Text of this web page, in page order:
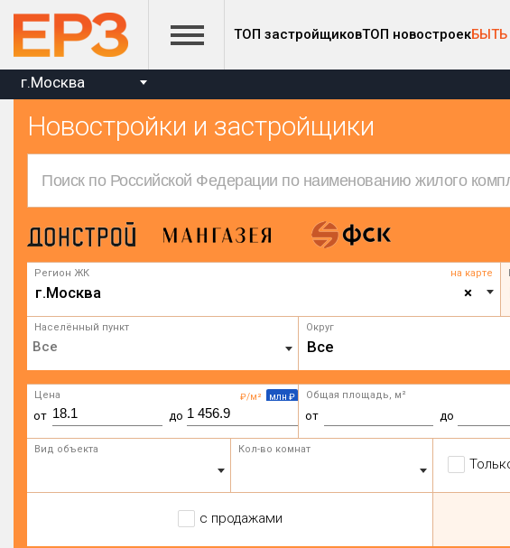
ТОП застройщиковТОП новостроекБЫТЬ
г.Москва
Новостройки и застройщики
Регион ЖК на карте
×
г.Москва
Населённый пункт Округ
Все
₽/м² млн ₽
Цена
от до
Общая площадь, м²
от до
Вид объекта Кол-во комнат
с продажами